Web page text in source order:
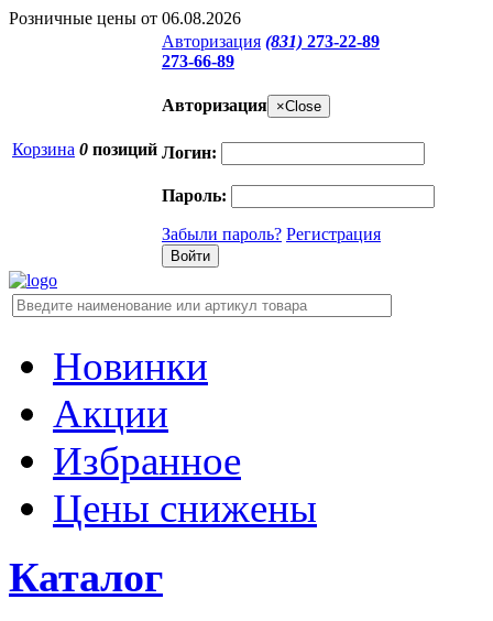
Розничные цены от 06.08.2026
Корзина 0 позиций
Авторизация (831) 273-22-89
273-66-89
Авторизация ×Close
Логин:
Пароль:
Забыли пароль? Регистрация
Новинки
Акции
Избранное
Цены снижены
Каталог